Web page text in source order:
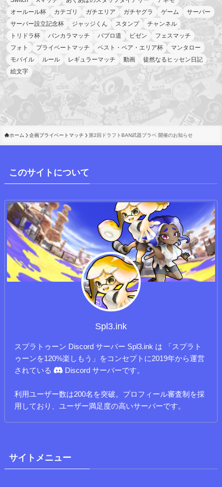
オールール杯
カテゴリ ガチエリア ガチヤグラ ゲーム
サーバー
サーバー設立記念杯
ジャッジくん スタンプ
チャンネル
トリドラ杯
バンカラマッチ パブロ道 ビゼン
フェスマッチ
フォト
プライベートマッチ ベスト・ペア・エリア杯
マンタロー
モバイル
ルール レギュラーマッチ 動画
徒然なるヒッセン日記
絵文字
ホーム 企画プライベートマッチ 第2回ドラフトBAN武器プラベ 開催のお知らせ
このサイトについて
Spl3.ink
スプラトゥーン Discord サーバー Spl3.ink は 「スプラト
ゥーンを120%楽しもう」をコンセプトに2019年から運営
されている
Discord サーバーです。
利用ユーザー数は200名を突破。プロフィール審査制を採
用しており、ユーザー満足度の高いサーバーです。
サイトメニュー